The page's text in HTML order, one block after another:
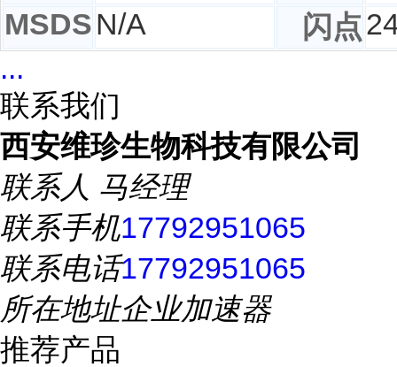
MSDSN/A 闪点
...
联系我们
西安维珍生物科技有限公司
联系人 马经理
联系手机17792951065
联系电话17792951065
所在地址企业加速器
推荐产品